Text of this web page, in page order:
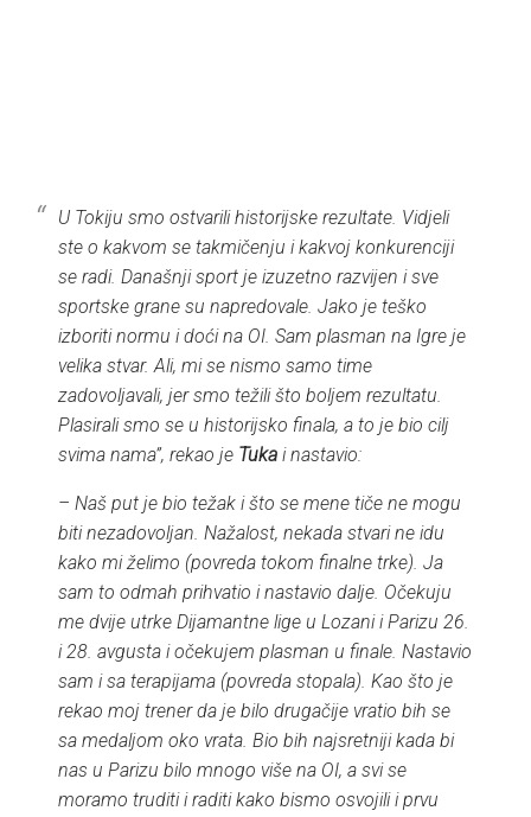
U Tokiju smo ostvarili historijske rezultate. Vidjeli
ste o kakvom se takmičenju i kakvoj konkurenciji
se radi. Današnji sport je izuzetno razvijen i sve
sportske grane su napredovale. Jako je teško
izboriti normu i doći na OI. Sam plasman na Igre je
velika stvar. Ali, mi se nismo samo time
zadovoljavali, jer smo težili što boljem rezultatu.
Plasirali smo se u historijsko finala, a to je bio cilj
svima nama”, rekao je Tuka i nastavio:
– Naš put je bio težak i što se mene tiče ne mogu
biti nezadovoljan. Nažalost, nekada stvari ne idu
kako mi želimo (povreda tokom finalne trke). Ja
sam to odmah prihvatio i nastavio dalje. Očekuju
me dvije utrke Dijamantne lige u Lozani i Parizu 26.
i 28. avgusta i očekujem plasman u finale. Nastavio
sam i sa terapijama (povreda stopala). Kao što je
rekao moj trener da je bilo drugačije vratio bih se
sa medaljom oko vrata. Bio bih najsretniji kada bi
nas u Parizu bilo mnogo više na OI, a svi se
moramo truditi i raditi kako bismo osvojili i prvu